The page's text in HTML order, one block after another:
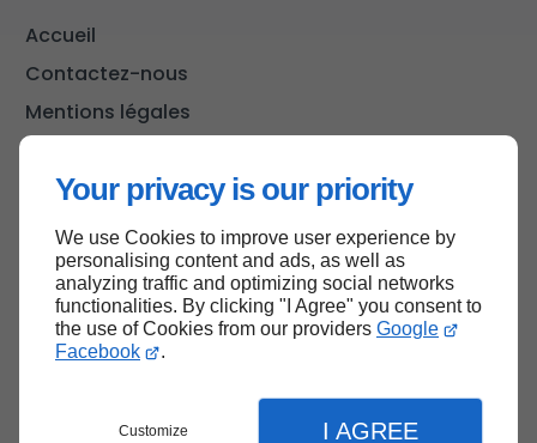
Your privacy is our priority
We use Cookies to improve user experience by
personalising content and ads, as well as
analyzing traffic and optimizing social networks
functionalities. By clicking "I Agree" you consent to
the use of Cookies from our providers Google
Facebook
.
Customize I AGREE
Accueil
Contactez-nous
Mentions légales
Haut de page